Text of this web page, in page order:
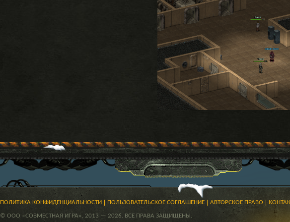
ПОЛИТИКА КОНФИДЕНЦИАЛЬНОСТИ ПОЛЬЗОВАТЕЛЬСКОЕ СОГЛАШЕНИЕ АВТОРСКОЕ ПРАВО
© ООО «СОВМЕСТНАЯ ИГРА», 2013 — 2026. ВСЕ ПРАВА ЗАЩИЩЕНЫ.